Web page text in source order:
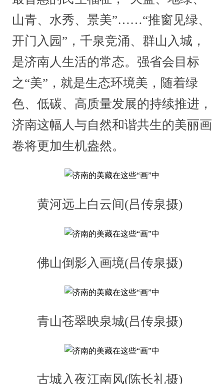
山青、水秀、景美”……“推窗见绿、
开门入园”，千泉竞涌、群山入城，
是济南人生活的常态。强省会目标
之“美”，就是生态环境美，随着绿
色、低碳、高质量发展的持续推进，
济南这幅人与自然和谐共生的美丽画
卷将更加生机盎然。
黄河远上白云间(吕传泉摄)
佛山倒影入画境(吕传泉摄)
青山苍翠映泉城(吕传泉摄)
古城入夜江南风(陈长礼摄)